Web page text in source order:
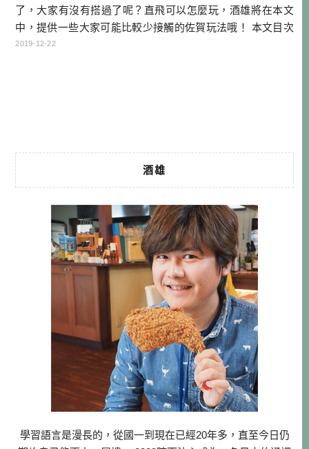
了，大家有沒有搭過了呢？直飛可以怎麼玩，酒雄將在本文
中，提供一些大家可能比較少接觸的佐賀玩法哦！ 本文目次
台灣虎航佐賀直飛 熱氣球嘉年華 一年一度的國際盛會 佐賀
2019-12-22
酒雄
學習語言是漫長的，從國一到現在已經20年多，直至今日仍